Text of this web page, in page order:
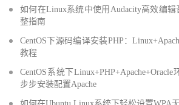
如何在Linux系统中使用Audacity高效编
整指南
CentOS下源码编译安装PHP：
教程
CentOS系统下
步步安装配置Apache